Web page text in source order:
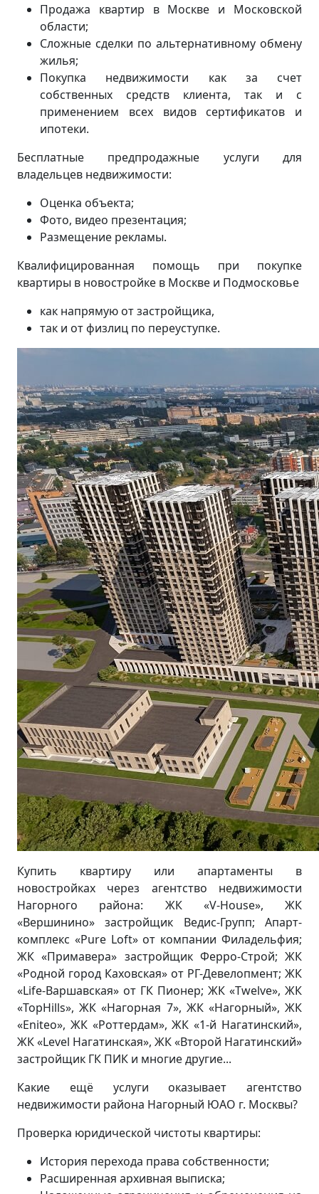
Продажа квартир в Москве и Московской
области;
Сложные сделки по альтернативному обмену
жилья;
Покупка недвижимости как за счет
собственных средств клиента, так и с
применением всех видов сертификатов и
ипотеки.
Бесплатные предпродажные услуги для
владельцев недвижимости:
Оценка объекта;
Фото, видео презентация;
Размещение рекламы.
Квалифицированная помощь при покупке
квартиры в новостройке в Москве и Подмосковье
как напрямую от застройщика,
так и от физлиц по переуступке.
Купить квартиру или апартаменты в
новостройках через агентство недвижимости
Нагорного района: ЖК «V-House», ЖК
«Вершинино» застройщик Ведис-Групп; Апарт-
комплекс «Pure Loft» от компании Филадельфия;
ЖК «Примавера» застройщик Ферро-Строй; ЖК
«Родной город Каховская» от РГ-Девелопмент; ЖК
«Life-Варшавская» от ГК Пионер; ЖК «Twelve», ЖК
«TopHills», ЖК «Нагорная 7», ЖК «Нагорный», ЖК
«Eniteo», ЖК «Роттердам», ЖК «1-й Нагатинский»,
ЖК «Level Нагатинская», ЖК «Второй Нагатинский»
застройщик ГК ПИК и многие другие...
Какие ещё услуги оказывает агентство
недвижимости района Нагорный ЮАО г. Москвы?
Проверка юридической чистоты квартиры:
История перехода права собственности;
Расширенная архивная выписка;